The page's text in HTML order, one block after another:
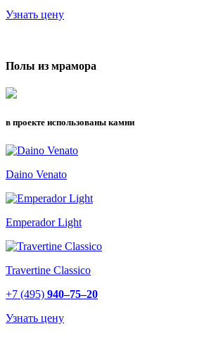
Узнать цену
Полы из мрамора
в проекте использованы камни
Daino Venato
Emperador Light
Travertine Classico
+7 (495) 940–75–20
Узнать цену